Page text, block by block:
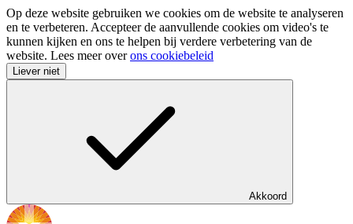
Op deze website gebruiken we cookies om de website te analyseren
en te verbeteren. Accepteer de aanvullende cookies om video's te
kunnen kijken en ons te helpen bij verdere verbetering van de
website. Lees meer overons cookiebeleid
Liever niet
Akkoord